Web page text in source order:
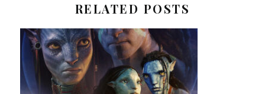
RELATED POSTS